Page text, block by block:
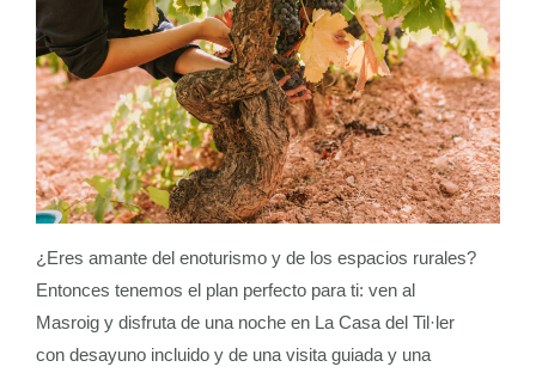
¿Eres amante del enoturismo y de los espacios rurales?
Entonces tenemos el plan perfecto para ti: ven al
Masroig y disfruta de una noche en La Casa del Til·ler
con desayuno incluido y de una visita guiada y una